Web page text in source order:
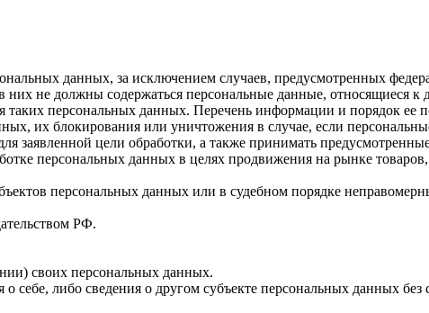
данных, за исключением случаев, предусмотренных
не должны содержаться персональные данные, относящиеся
таких персональных данных. Перечень информации и порядок ее
их блокирования или уничтожения в случае, если
заявленной цели обработки, а также принимать
персональных данных в целях продвижения на рынке
персональных данных или в судебном порядке
РФ.
своих персональных данных.
либо сведения о другом субъекте персональных данных без